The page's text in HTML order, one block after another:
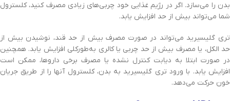
بدن را می‌سازد. اگر در رژیم غذایی خود چربی‌های زیادی مصرف کنید، کلسترول
شما می‌تواند بیش از حد افزایش یابد.
تری گلیسیرید می‌تواند در صورت مصرف بیش از حد قند، نوشیدن بیش از
حد الکل، یا مصرف بیش از حد چربی یا کالری به‌طورکلی افزایش یابد. همچنین
در صورت ابتلا به دیابت کنترل نشده یا مصرف برخی داروها، ممکن است
افزایش یابد. با ورود تری گلیسیرید به بدن، کلسترول آنها را از طریق جریان
خون حرکت می‌دهد.